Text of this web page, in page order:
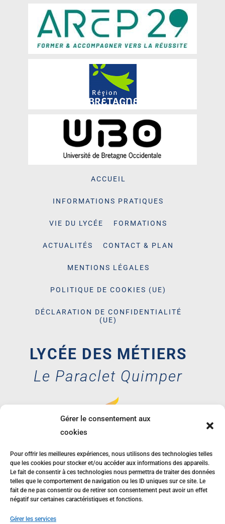
Gérer le consentement aux
cookies
Pour offrir les meilleures expériences, nous utilisons des technologies telles
que les cookies pour stocker et/ou accéder aux informations des appareils.
Le fait de consentir à ces technologies nous permettra de traiter des données
telles que le comportement de navigation ou les ID uniques sur ce site. Le
fait de ne pas consentir ou de retirer son consentement peut avoir un effet
négatif sur certaines caractéristiques et fonctions.
Gérer les services
LYCÉE DES MÉTIERS
Le Paraclet Quimper
35 avenue des
Glénan, 29000
QUIMPER
02 98 55 54 38
ACCUEIL
INFORMATIONS PRATIQUES
VIE DU LYCÉE FORMATIONS
ACTUALITÉS CONTACT & PLAN
MENTIONS LÉGALES
POLITIQUE DE COOKIES (UE)
DÉCLARATION DE CONFIDENTIALITÉ
(UE)